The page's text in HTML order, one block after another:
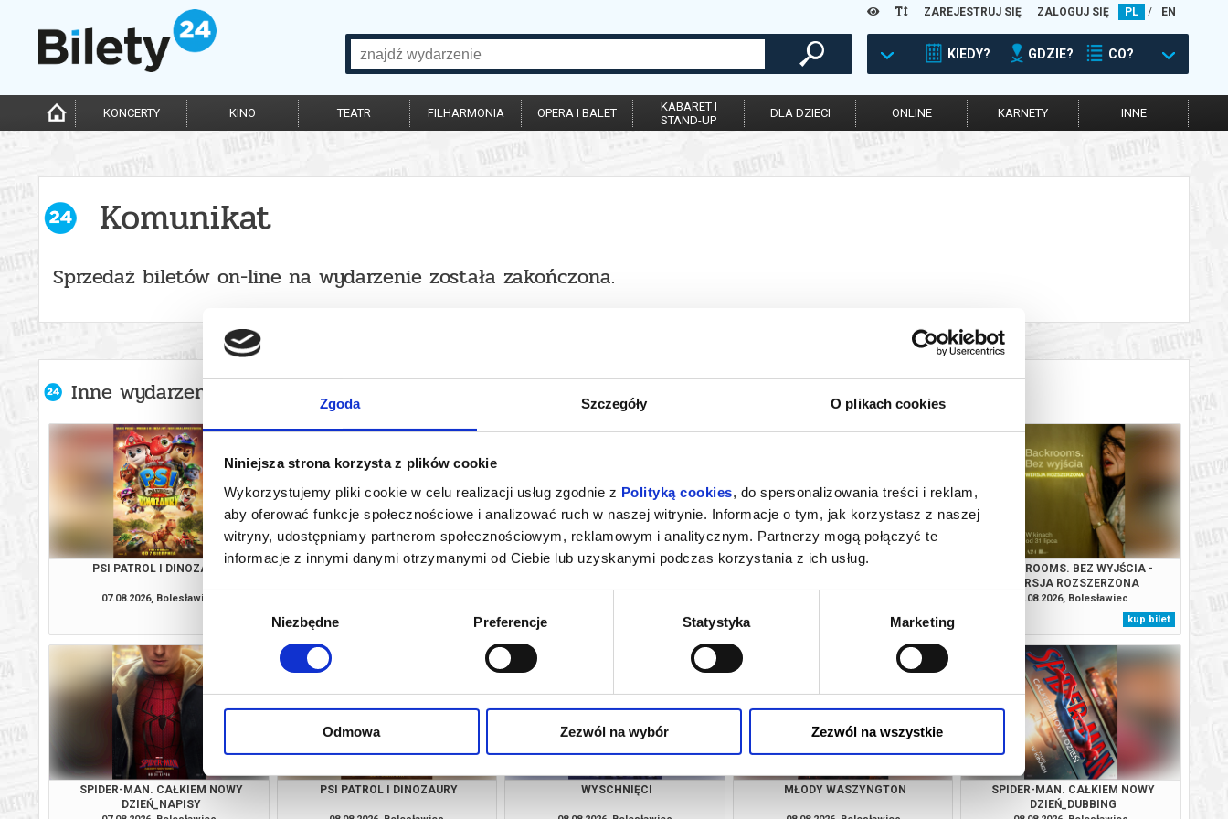
Zgoda Szczegóły O plikach cookies
Niniejsza strona korzysta z plików cookie
Wykorzystujemy pliki cookie w celu realizacji usług zgodnie z Polityką cookies, do spersonalizowania treści i reklam,
aby oferować funkcje społecznościowe i analizować ruch w naszej witrynie. Informacje o tym, jak korzystasz z naszej
witryny, udostępniamy partnerom społecznościowym, reklamowym i analitycznym. Partnerzy mogą połączyć te
informacje z innymi danymi otrzymanymi od Ciebie lub uzyskanymi podczas korzystania z ich usług.
Wybór
Niezbędne Preferencje Statystyka Marketing
Odmowa Zezwól na wybór Zezwól na wszystkie
ZAREJESTRUJ SIĘ ZALOGUJ SIĘ PL / EN
KIEDY? GDZIE? CO?
KONCERTY KINO TEATR FILHARMONIA OPERA I BALET
KABARET I
STAND-UP
DLA DZIECI ONLINE KARNETY INNE
Komunikat
Sprzedaż biletów on-line na wydarzenie została zakończona.
Inne wydarzenia organizatora
PSI PATROL I DINOZAURY
07.08.2026, Bolesławiec
WYSCHNIĘCI
kup bilet
MŁODY WASZYNGTON
kup bilet
SPIDER-MAN. CAŁKIEM NOWY
kup bilet
BACKROOMS. BEZ WYJŚCIA -
WERSJA ROZSZERZONA
07.08.2026, Bolesławiec
kup bilet
SPIDER-MAN. CAŁKIEM NOWY
DZIEŃ_NAPISY
PSI PATROL I DINOZAURY WYSCHNIĘCI MŁODY WASZYNGTON
SPIDER-MAN. CAŁKIEM NOWY
DZIEŃ_DUBBING